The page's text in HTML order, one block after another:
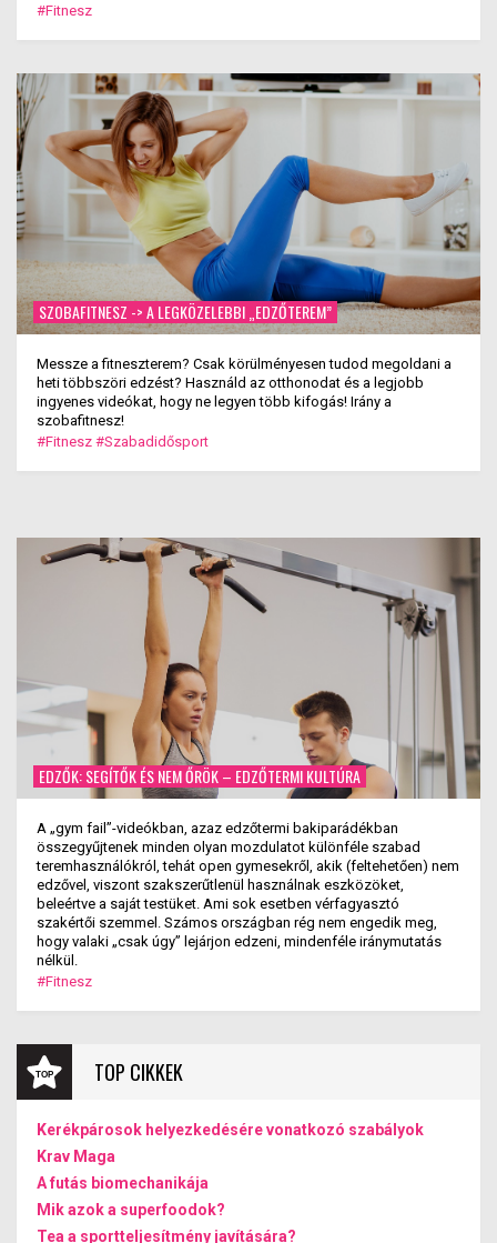
#Fitnesz
SZOBAFITNESZ -> A LEGKÖZELEBBI „EDZŐTEREM”
Messze a fitneszterem? Csak körülményesen tudod megoldani a
heti többszöri edzést? Használd az otthonodat és a legjobb
ingyenes videókat, hogy ne legyen több kifogás! Irány a
szobafitnesz!
#Fitnesz #Szabadidősport
EDZŐK: SEGÍTŐK ÉS NEM ŐRÖK – EDZŐTERMI KULTÚRA
A „gym fail”-videókban, azaz edzőtermi bakiparádékban
összegyűjtenek minden olyan mozdulatot különféle szabad
teremhasználókról, tehát open gymesekről, akik (feltehetően) nem
edzővel, viszont szakszerűtlenül használnak eszközöket,
beleértve a saját testüket. Ami sok esetben vérfagyasztó
szakértői szemmel. Számos országban rég nem engedik meg,
hogy valaki „csak úgy” lejárjon edzeni, mindenféle iránymutatás
nélkül.
#Fitnesz
TOP CIKKEK
Kerékpárosok helyezkedésére vonatkozó szabályok
Krav Maga
A futás biomechanikája
Mik azok a superfoodok?
Tea a sportteljesítmény javítására?